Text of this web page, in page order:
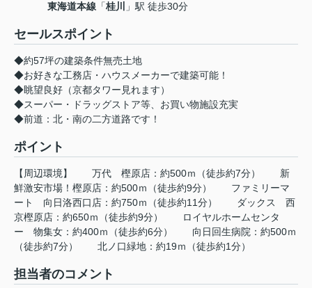
東海道本線 「桂川 」駅 徒歩30分
セールスポイント
◆約57坪の建築条件無売土地
◆お好きな工務店・ハウスメーカーで建築可能！
◆眺望良好（京都タワー見れます）
◆スーパー・ドラッグストア等、お買い物施設充実
◆前道：北・南の二方道路です！
ポイント
【周辺環境】 万代 樫原店：約500ｍ（徒歩約7分）
新
鮮激安市場！樫原店：約500ｍ（徒歩約9分）
ファミリーマ
ート
向日洛西口店：約750ｍ（徒歩約11分） ダックス
西
京樫原店：約650ｍ（徒歩約9分）
ロイヤルホームセンタ
ー
物集女：約400ｍ（徒歩約6分）
向日回生病院：約500ｍ
（徒歩約7分）
北ノ口緑地：約19ｍ（徒歩約1分）
担当者のコメント